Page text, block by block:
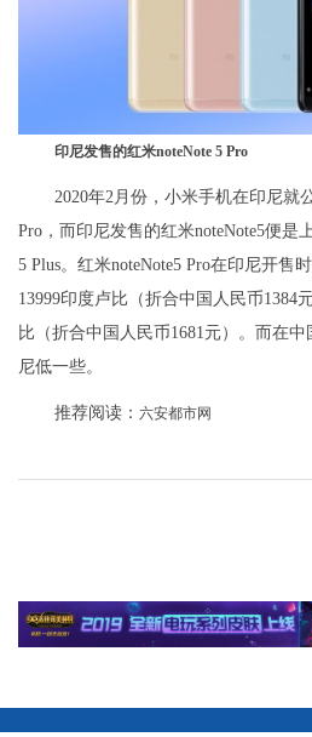
印尼发售的红米noteNote 5 Pro
2020年2月份，小米手机在印尼就
Pro，而印尼发售的红米noteNote5便是
5 Plus。红米noteNote5 Pro在印尼开售
13999印度卢比（折合中国人民币1384
比（折合中国人民币1681元）。而在
尼低一些。
推荐阅读： 六安都市网